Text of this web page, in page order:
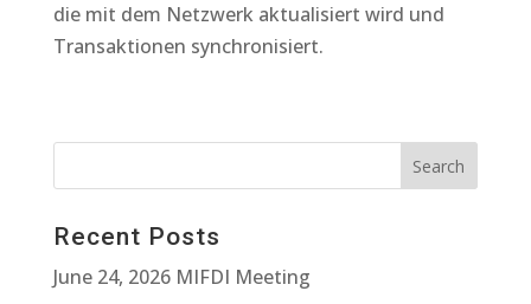
die mit dem Netzwerk aktualisiert wird und
Transaktionen synchronisiert.
Recent Posts
June 24, 2026 MIFDI Meeting